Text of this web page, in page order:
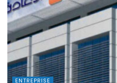
ENTREPRISE